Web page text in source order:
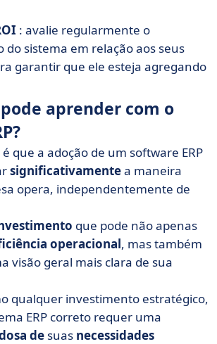
: avalie regularmente o
do sistema em relação aos seus
garantir que ele esteja agregando
aprender com o
que a adoção de um software ERP
significativamentea maneira
opera, independentemente de
que pode não apenas
operacional, mas também
visão geral mais clara de sua
qualquer investimento estratégico,
ERP correto requer uma
de suas necessidades